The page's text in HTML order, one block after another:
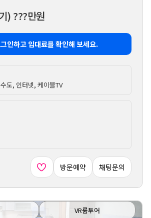
) ???만원
인하고 임대료를 확인해 보세요.
도, 인터넷, 케이블TV
방문예약 채팅문의
VR룸투어